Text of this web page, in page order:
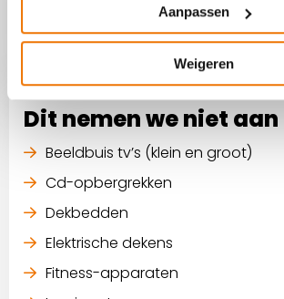
Aanpassen
Weigeren
Laat alsjeblieft geen
deur achter als we
Dit nemen we niet aan
Beeldbuis tv’s (klein en groot)
Cd-opbergrekken
Dekbedden
Elektrische dekens
Fitness-apparaten